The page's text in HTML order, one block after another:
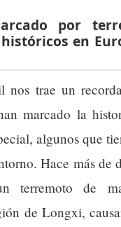
por
en
nos trae un
marcado la
algunos que
Hace más de
terremoto de
de Longxi,